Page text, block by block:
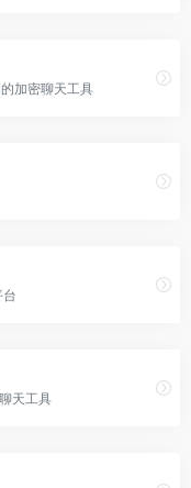
加密聊天工具
天工具